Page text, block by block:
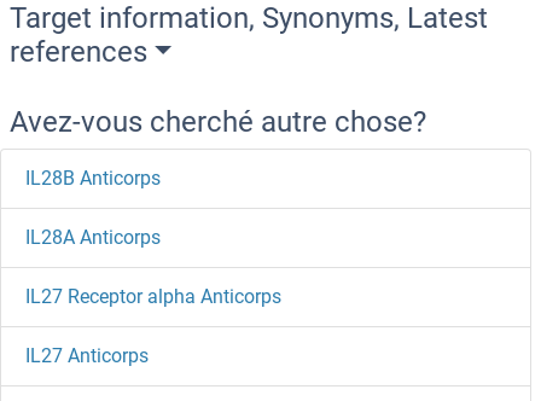
Target information, Synonyms, Latest
references
Avez-vous cherché autre chose?
IL28B Anticorps
IL28A Anticorps
IL27 Receptor alpha Anticorps
IL27 Anticorps